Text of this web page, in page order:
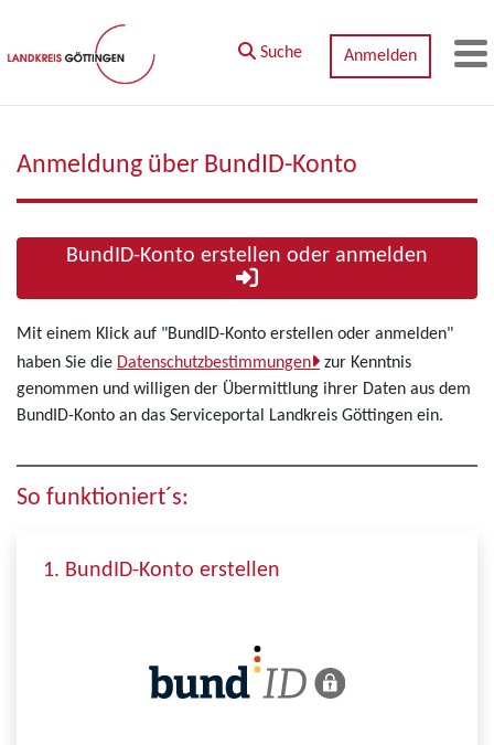
Zum Hauptinhalt springen
Suche
Anmelden
Anmeldung über BundID-Konto
Mit einem Klick auf "BundID-Konto erstellen oder anmelden"
haben Sie die Datenschutzbestimmungen
zur Kenntnis
genommen und willigen der Übermittlung ihrer Daten aus dem
BundID-Konto an das Serviceportal Landkreis Göttingen ein.
So funktioniert´s:
1. BundID-Konto erstellen